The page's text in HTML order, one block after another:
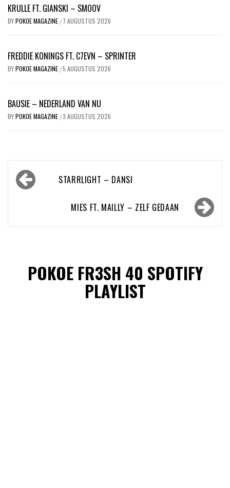
KRULLE FT. GIANSKI – SMOOV
BYPOKOE MAGAZINE / 7 AUGUSTUS 2026
FREDDIE KONINGS FT. C7EVN – SPRINTER
BYPOKOE MAGAZINE /5 AUGUSTUS 2026
BAUSIE – NEDERLAND VAN NU
BYPOKOE MAGAZINE /3 AUGUSTUS 2026
Bericht
navigatieSTARRLIGHT – DANSI
MIES FT. MAILLY – ZELF GEDAAN
POKOE FR3SH 40 SPOTIFY
PLAYLIST